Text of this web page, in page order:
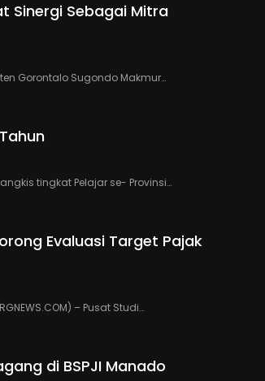
Sinergi Sebagai Mitra
Gorontalo Sugondo Makmur…
tingkat Pelajar se- Provinsi…
Evaluasi Target Pajak
– Pusat Studi…
di BSPJI Manado